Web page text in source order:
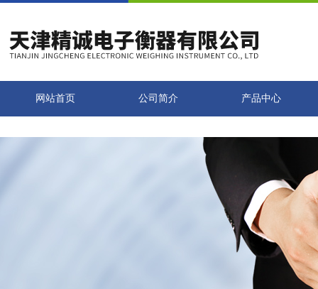
网站首页 公司简介 产品中心